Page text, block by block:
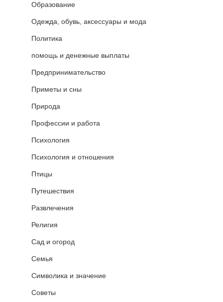
Образование
Одежда, обувь, аксессуары и мода
Политика
помощь и денежные выплаты
Предпринимательство
Приметы и сны
Природа
Профессии и работа
Психология
Психология и отношения
Птицы
Путешествия
Развлечения
Религия
Сад и огород
Семья
Символика и значение
Советы